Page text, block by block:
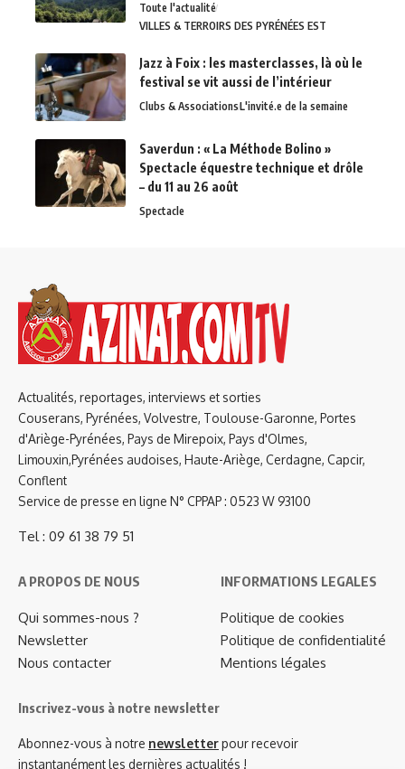
Toute l'actualité
VILLES & TERROIRS DES PYRÉNÉES EST
Jazz à Foix : les masterclasses, là où le
festival se vit aussi de l’intérieur
Clubs & AssociationsL'invité.e de la semaine
Saverdun : « La Méthode Bolino »
Spectacle équestre technique et drôle
– du 11 au 26 août
Spectacle
Actualités, reportages, interviews et sorties
Couserans, Pyrénées, Volvestre, Toulouse-Garonne, Portes
d'Ariège-Pyrénées, Pays de Mirepoix, Pays d'Olmes,
Limouxin,Pyrénées audoises, Haute-Ariège, Cerdagne, Capcir,
Conflent
Service de presse en ligne N° CPPAP : 0523 W 93100
Tel : 09 61 38 79 51
A PROPOS DE NOUS
Qui sommes-nous ?
Newsletter
Nous contacter
INFORMATIONS LEGALES
Politique de cookies
Politique de confidentialité
Mentions légales
Inscrivez-vous à notre newsletter
Abonnez-vous à notre newsletterpour recevoir
instantanément les dernières actualités !